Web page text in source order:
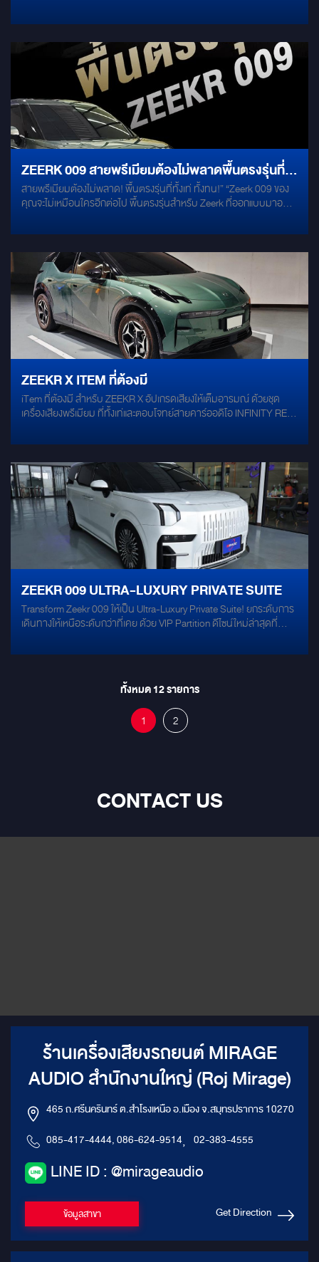
Masterpiece โดยผู้เชี่ยวชาญ ออกแบบและคำนวณโครงสร้างอย่าง
พิถีพิถัน ไม่บดบังทัศนวิสัย และไม่เสียพื้นที่ความสะดวกสบายในห้อง
โดยสาร ติดตั้งโดยช่างผู้ชำนาญการ ใส่ใจทุกรายละเอียดของระบบไฟและ
งานดีไซน์ มั่นใจในความปลอดภัย 100% สัมผัสประสบการณ์การเดิน
ทางที่เหนือระดับและเป็นส่วนตัวที่สุดในรถไฟฟ้าของคุณได้แล้ววันนี้
ผสานระหว่างความเป็นส่วนตัวสูงสุดและความบันเทิงระดับเฟิร์สคลาส
สวยงามไร้รอยต่อเข้ากับห้องโดยสารเดิมได้อย่างสมบูรณ์แบบครับไฮไลท์
ฟังก์ชันระดับท็อปคลาส (First-Class Amenities) รังสรรค์ทุกรายละเอียด
เพื่อความเป็นส่วนตัวและความบันเทิงอย่างเหนือระดับ: Smart TV ขนาด
27 นิ้ว คมชัดระดับ Full HD: เต็มอิ่มกับความบันเทิงตลอดการเดินทาง
รองรับการใช้งานแอปพลิเคชันยอดฮิตครบครัน ไม่ว่าจะเป็น YouTube,
Netflix หรือ TV Online รับชมได้อย่างสะใจจากเบาะนั่งแถวสอง นวัตกรรม
กระจกอัจฉริยะ “Magic Glass”: สามารถสั่งปรับกระจกกั้นกลางให้ใสหรือ
ขุ่นได้เพียงปลายนิ้วสัมผัส มอบความเป็นส่วนตัวสูงสุดเมื่อต้องการคุย
ธุรกิจหรือพักผ่อน และปรับให้ใสเมื่อต้องการมองทัศนวิสัยด้านหน้ารถ ที่
วางเท้าแบบยืดได้ (Extended Footrest): เพิ่มพื้นที่การพักผ่อนให้กับการ
นั่งเบาะ Sofaro First-Class ด้วยที่วางเท้าไฟฟ้าแบบยืดออกได้ ช่วยให้
คุณเอนกายเหยียดขาพักผ่อนได้อย่างเต็มสรีระและสบายที่สุด สร้างความ
หรูหราอลังการด้วยไฟตบแต่ง Ambient Light รอบตัวพาร์ทิชัน ปรับ
เปลี่ยนสีสันสร้างมิติที่สวยงามยามค่ำคืน ตู้เย็นเดิมของรถใช้งานได้
100%: ใส่ใจในงานดีไซน์โดยทำการบิ้วท์อินให้ ตู้เย็นเดิมจากโรงงาน ติด
ตั้งอยู่ตรงกลางของ Partition พอดี ทำให้คุณยังคงแช่เครื่องดื่มและเปิดใช้
งานได้อย่างสะดวกสบายเหมือนเดิมทุกประการ
ZEERK 009 สายพรีเมียมต้องไม่พลาดพื้นตรงรุ่นที่
ทั้งเท่ ทั้งทน
สายพรีเมียมต้องไม่พลาด! พื้นตรงรุ่นที่ทั้งเท่ ทั้งทน!” “Zeerk 009 ของ
คุณจะไม่เหมือนใครอีกต่อไป พื้นตรงรุ่นสำหรับ Zeerk ที่ออกแบบมาอย่าง
กันรอย ทำความสะอาดง่าย เติมเต็มสไตล์ให้ห้องโดยสารดูเท่และหรูหรา
ZEEKR X ITEM ที่ต้องมี
iTem ที่ต้องมี สำหรับ ZEEKR X อัปเกรดเสียงให้เต็มอารมณ์ ด้วยชุด
เครื่องเสียงพรีเมียม ที่ทั้งเท่และตอบโจทย์สายคาร์ออดิโอ INFINITY REF-
ชัดใส รายละเอียดดนตรีครบถ้วน เหมาะกับการเติมเต็มมิติของเสียงใน
พลังเสียงที่คมชัด เสียงร้องโดดเด่น เบสลงลึกนุ่มแน่น ดีไซน์ลงตัว เพิ่ม
อารมณ์เพลงทุกแนวให้สมบูรณ์แบบ ALPINE PWE-M770 DSP
Processor ปรับแต่งเสียงได้ละเอียดระดับมืออาชีพ รองรับการปรับจูน
เพื่อให้เข้ากับสไตล์การฟังและห้องโดยสารของ ZEEKR X ขับเคลื่อนพลัง
เสียงให้เต็มศักยภาพในทุกย่านความถี่ ครบเซ็ตนี้…คือความลงตัวที่ทั้ง
“หรู เท่ และมีสไตล์” เพราะ ZEEKR X ไม่ใช่แค่รถยนต์ แต่มันคือ Lifestyle ที่
ต้องสะท้อนตัวตน!
ZEEKR 009 ULTRA-LUXURY PRIVATE SUITE
Transform Zeekr 009 ให้เป็น Ultra-Luxury Private Suite! ยกระดับการ
เดินทางให้เหนือระดับกว่าที่เคย ด้วย VIP Partition ดีไซน์ใหม่ล่าสุดที่
ส่วนตัวระดับผู้นำ Magic Glass: ความเป็นส่วนตัวสั่งได้ดั่งใจ! กระจก
พักผ่อนได้เต็มสูบด้วยที่วางเท้า (Footrest) ปรับยืดได้สุด ให้คุณเหยียดขา
พักผ่อนเหมือนนอนอยู่บนโซฟาที่บ้าน Ambient Light: สร้างบรรยากาศ
สุดอลังการด้วยไฟส่องสว่างรอบคัน ปรับอารมณ์ให้ผ่อนคลายตลอด
TV จอใหญ่ยักษ์ ดูหนัง ซีรีส์ หรือประชุมงานได้แบบ VIP ส่วนตัวสุดๆ
ทั้งหมด12รายการ
1 2
CONTACT US
ร้านเครื่องเสียงรถยนต์ MIRAGE
AUDIO สำนักงานใหญ่ (Roj Mirage)
465 ถ.ศรีนครินทร์ ต.สำโรงเหนือ อ.เมือง จ.สมุทรปราการ 10270
085-417-4444, 086-624-9514, 02-383-4555
LINE ID : @mirageaudio
ข้อมูลสาขา Get Direction